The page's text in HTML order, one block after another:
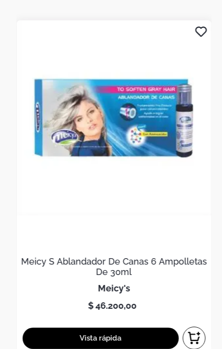
referencial para que puedas ver los atributos del producto
lo cual no incluye ningún adorno, ni accesorios, ni piezas
adicionales ni ningún otro elemento que lo acompañan.
Garantía del producto
Observaciones De Garantía: 3 Meses **** La garantía de
este producto es exclusivamente por defectos de fábrica,
no por daños ocasionados por mal uso o por
desconocimiento de uso del cliente. La garantía se
tramitará bajo las políticas, términos y condiciones
Meicy S Ablandador De Canas 6 Ampolletas
De 30ml
meicy's
$46.200,00